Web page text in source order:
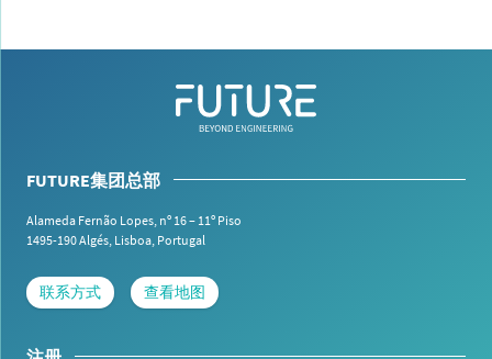
FUTURE集团总部
Alameda Fernão Lopes, nº 16 – 11º Piso
1495-190 Algés, Lisboa, Portugal
联系方式 查看地图